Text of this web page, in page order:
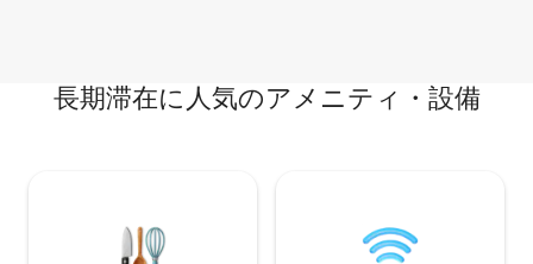
長期滞在に人気のアメニティ・設備